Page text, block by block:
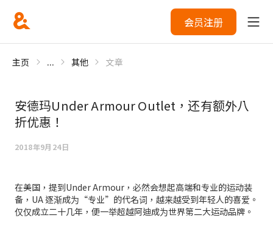
会员注册
主页 ... 其他 文章
安德玛Under Armour Outlet，还有额外八
折优惠！
2018年9月24日
在美国，提到Under Armour，必然会想起高端和专业的运动装
备，UA 逐渐成为“专业”的代名词，越来越受到年轻人的喜爱。
仅仅成立二十几年，便一举超越阿迪成为世界第二大运动品牌。